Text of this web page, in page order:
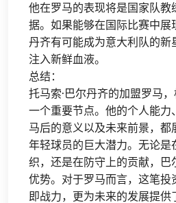
他在罗马的表现将是国家队教
据。如果能够在国际比赛中展
丹齐有可能成为意大利队的新
注入新鲜血液。
总结：
托马索·巴尔丹齐的加盟罗马
一个重要节点。他的个人能力
马后的意义以及未来前景，都
年轻球员的巨大潜力。无论是
织，还是在防守上的贡献，巴
优势。对于罗马而言，这笔投
即战力，更为未来的发展提供